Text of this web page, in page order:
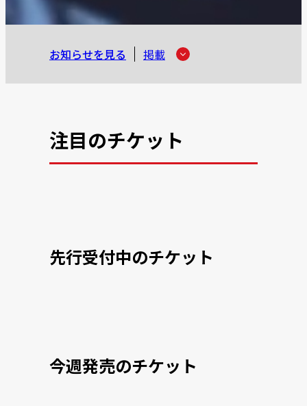
お知らせを見る 掲載
注目のチケット
先行受付中のチケット
今週発売のチケット